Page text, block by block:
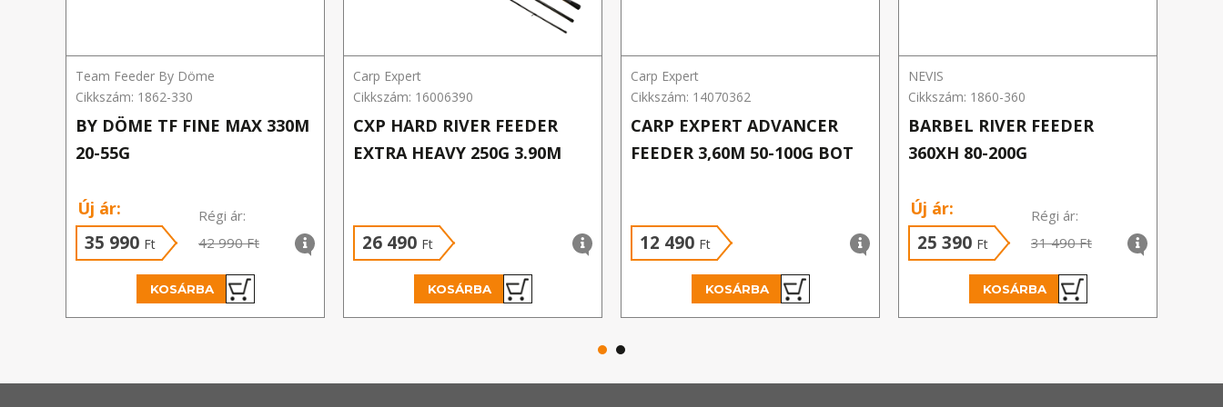
Team Feeder By Döme
Cikkszám: 1862-330
BY DÖME TF FINE MAX 330M
20-55G
Új ár:
35 990 Ft
Régi ár:
42 990 Ft
KOSÁRBA
Carp Expert
Cikkszám: 16006390
CXP HARD RIVER FEEDER
EXTRA HEAVY 250G 3.90M
26 490 Ft
KOSÁRBA
Carp Expert
Cikkszám: 14070362
CARP EXPERT ADVANCER
FEEDER 3,60M 50-100G BOT
12 490 Ft
KOSÁRBA
NEVIS
Cikkszám: 1860-360
BARBEL RIVER FEEDER
360XH 80-200G
Új ár:
25 390 Ft
Régi ár:
31 490 Ft
KOSÁRBA